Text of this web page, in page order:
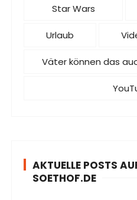
Star Wars
Urlaub
Väter können das
AKTUELLE POSTS
SOETHOF.DE